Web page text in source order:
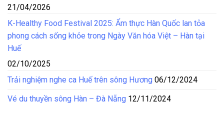
21/04/2026
K-Healthy Food Festival 2025: Ẩm thực Hàn Quốc lan tỏa
phong cách sống khỏe trong Ngày Văn hóa Việt – Hàn tại
Huế
02/10/2025
Trải nghiệm nghe ca Huế trên sông Hương 06/12/2024
Vé du thuyền sông Hàn – Đà Nẵng 12/11/2024